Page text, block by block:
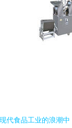
代食品工业的浪潮